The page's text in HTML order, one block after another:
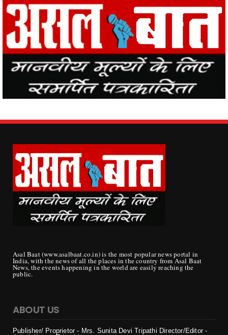
Asal Baat (www.asalbaat.co.in) is the most popular news portal in
India, with the news of all the places in the country from Asal Baat
News, the events happening in the world are easily reaching the
public.
ABOUT US
Publisher/ Proprietor - Mrs. Sunita Devi Tripathi Director/Editor -